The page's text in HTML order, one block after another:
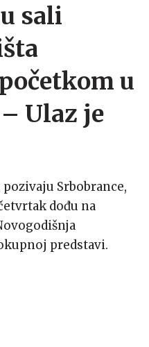
sali
u
Ulaz je
pozivaju Srbobrance,
dođu na
predstavi.